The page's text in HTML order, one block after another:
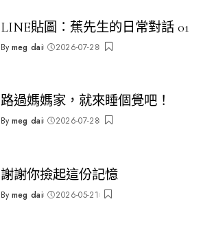
LINE貼圖：蕉先生的日常對話 01
Posted
By meg dai 2026-07-28
路過媽媽家，就來睡個覺吧！
Posted
By meg dai 2026-07-28
謝謝你撿起這份記憶
Posted
By meg dai 2026-05-21